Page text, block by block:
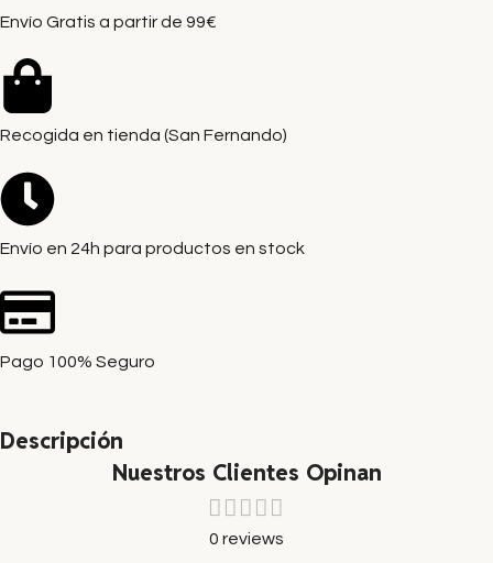
Envío Gratis a partir de 99€
Recogida en tienda (San Fernando)
Envío en 24h para productos en stock
Pago 100% Seguro
Descripción
Nuestros Clientes Opinan
0 reviews